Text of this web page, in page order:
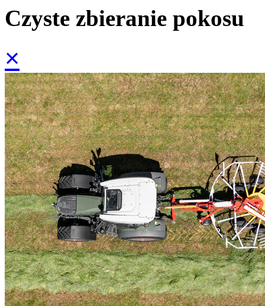
Czyste zbieranie pokosu
×